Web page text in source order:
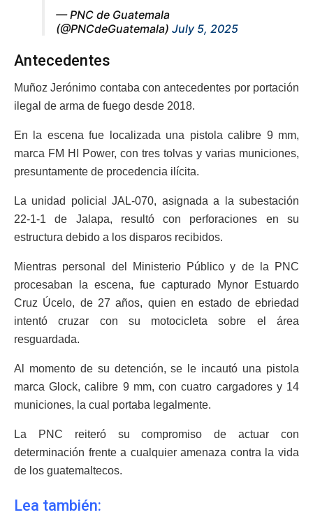
— PNC de Guatemala
(@PNCdeGuatemala) July 5, 2025
Antecedentes
Muñoz Jerónimo contaba con antecedentes por portación
ilegal de arma de fuego desde 2018.
En la escena fue localizada una pistola calibre 9 mm,
marca FM HI Power, con tres tolvas y varias municiones,
presuntamente de procedencia ilícita.
La unidad policial JAL-070, asignada a la subestación
22-1-1 de Jalapa, resultó con perforaciones en su
estructura debido a los disparos recibidos.
Mientras personal del Ministerio Público y de la PNC
procesaban la escena, fue capturado Mynor Estuardo
Cruz Úcelo, de 27 años, quien en estado de ebriedad
intentó cruzar con su motocicleta sobre el área
resguardada.
Al momento de su detención, se le incautó una pistola
marca Glock, calibre 9 mm, con cuatro cargadores y 14
municiones, la cual portaba legalmente.
La PNC reiteró su compromiso de actuar con
determinación frente a cualquier amenaza contra la vida
de los guatemaltecos.
Lea también: